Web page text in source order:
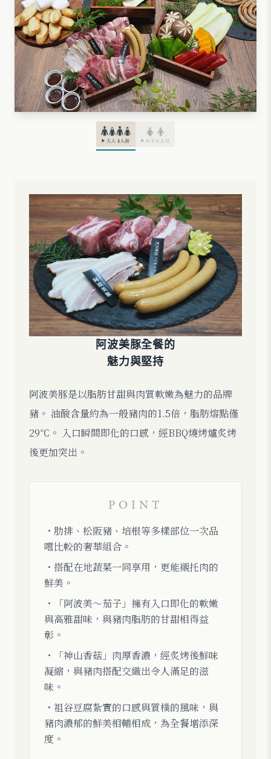
阿波美豚全餐的
魅力與堅持
阿波美豚是以脂肪甘甜與肉質軟嫩為魅力的品牌
豬。 油酸含量約為一般豬肉的1.5倍，脂肪熔點僅
29℃。 入口瞬間即化的口感，經BBQ燒烤爐炙烤
後更加突出。
POINT
・肋排、松阪豬、培根等多樣部位一次品
嚐比較的奢華組合。
・搭配在地蔬菜一同享用，更能襯托肉的
鮮美。
・「阿波美〜茄子」擁有入口即化的軟嫩
與高雅甜味，與豬肉脂肪的甘甜相得益
彰。
・「神山香菇」肉厚香濃，經炙烤後鮮味
凝縮，與豬肉搭配交織出令人滿足的滋
味。
・祖谷豆腐紮實的口感與質樸的風味，與
豬肉濃郁的鮮美相輔相成，為全餐增添深
度。